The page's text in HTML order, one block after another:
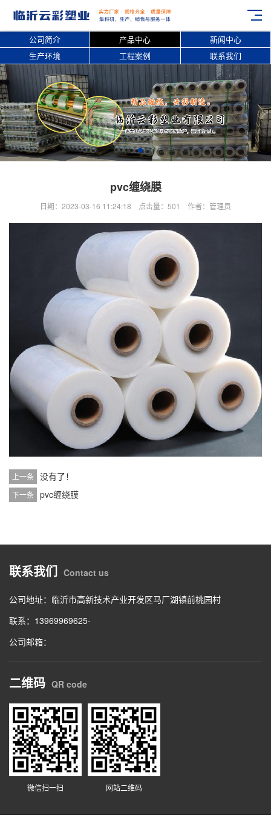
公司简介 产品中心
新闻中心
生产环境
工程案例 联系我们
pvc缠绕膜
日期：2023-03-16 11:24:18 点击量：501 作者：管理员
上一条 没有了！
下一条 pvc缠绕膜
联系我们 Contact us
公司地址：临沂市高新技术产业开发区马厂湖镇前桃园村
联系：13969969625-
公司邮箱：
二维码 QR code
微信扫一扫 网站二维码